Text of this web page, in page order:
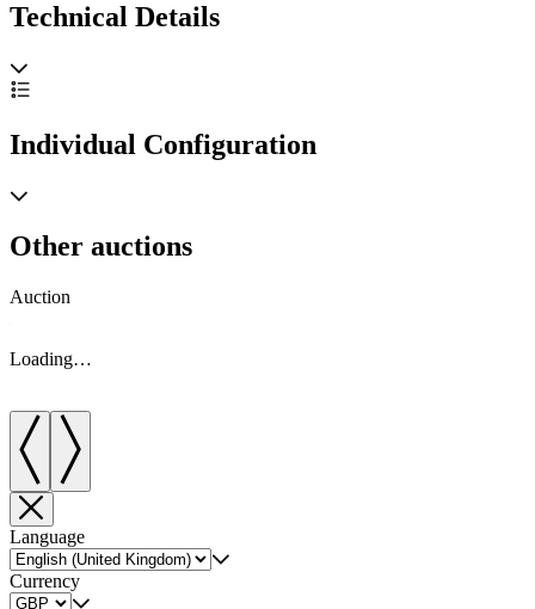
Technical Details
Individual Configuration
Other auctions
Auction
Loading…
Language
Currency